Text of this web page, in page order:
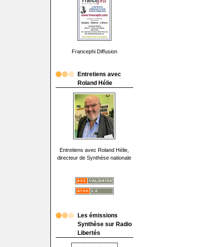
Francephi Diffusion
Entretiens avec
Roland Hélie
Entretiens avec Roland Hélie,
directeur de Synthèse nationale
Les émissions
Synthèse sur Radio
Libertés